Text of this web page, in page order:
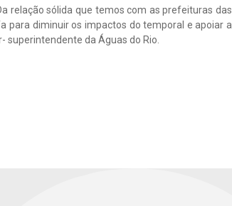
relação sólida que temos com as prefeituras das
para diminuir os impactos do temporal e apoiar a
superintendente da Águas do Rio.